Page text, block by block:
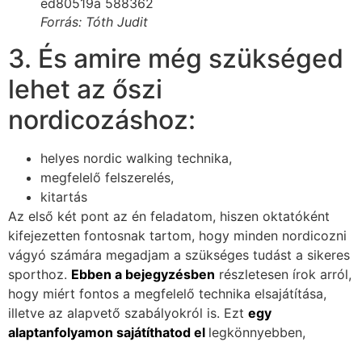
Forrás: Tóth Judit
3. És amire még szükséged
lehet az őszi
nordicozáshoz:
helyes nordic walking technika,
megfelelő felszerelés,
kitartás
Az első két pont az én feladatom, hiszen oktatóként
kifejezetten fontosnak tartom, hogy minden nordicozni
vágyó számára megadjam a szükséges tudást a sikeres
sporthoz. Ebben a bejegyzésben részletesen írok arról,
hogy miért fontos a megfelelő technika elsajátítása,
illetve az alapvető szabályokról is. Ezt egy
alaptanfolyamon sajátíthatod el legkönnyebben,